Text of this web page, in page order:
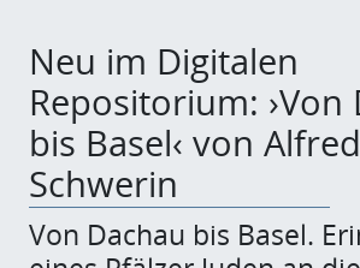
Neu im Digitalen
Repositorium: ›Von
bis Basel‹ von Alfred
Schwerin
Von Dachau bis Basel.